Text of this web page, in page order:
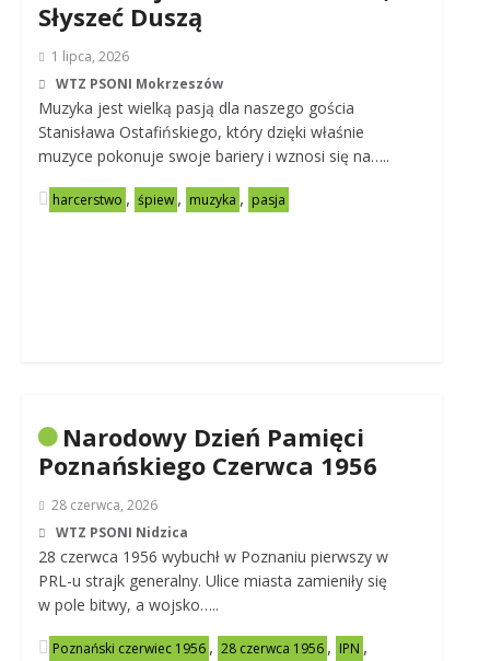
Słyszeć Duszą
1 lipca, 2026
WTZ PSONI Mokrzeszów
Muzyka jest wielką pasją dla naszego gościa
Stanisława Ostafińskiego, który dzięki właśnie
muzyce pokonuje swoje bariery i wznosi się na…..
harcerstwo , śpiew , muzyka , pasja
Narodowy Dzień Pamięci
Poznańskiego Czerwca 1956
28 czerwca, 2026
WTZ PSONI Nidzica
28 czerwca 1956 wybuchł w Poznaniu pierwszy w
PRL-u strajk generalny. Ulice miasta zamieniły się
w pole bitwy, a wojsko…..
Poznański czerwiec 1956 , 28 czerwca 1956 , IPN ,